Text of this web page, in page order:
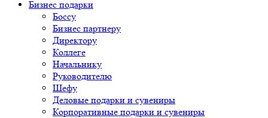
Бизнес подарки
Боссу
Бизнес партнеру
Директору
Коллеге
Начальнику
Руководителю
Шефу
Деловые подарки и сувениры
Корпоративные подарки и сувениры